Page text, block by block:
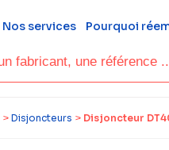
Nos services Pourquoi
> Disjoncteurs > Disjoncteur